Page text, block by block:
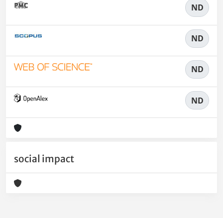
ND
ND
ND
ND
social impact